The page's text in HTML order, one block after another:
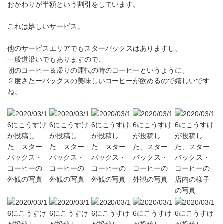
おかわりが半額という割引をしています。
これは嬉しいサービス。
他のサービスエリアでもスターバックスはありますし、
一般道沿いでもありますので、
朝のコーヒー＆帰りの運転の時のコーヒーというように、
２度さたーバックスの美味しいコーヒーが飲めるので嬉しいです
ね。